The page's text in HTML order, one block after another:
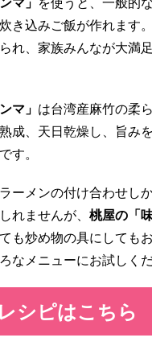
き込みご飯が作れます
れ、家族みんなが大満
マ」 は台湾産麻竹の柔
成、天日乾燥し、旨み
す。
ーメンの付け合わせし
れませんが、 桃屋の「
も炒め物の具にしても
なメニューにお試しくだ
レシピはこちら